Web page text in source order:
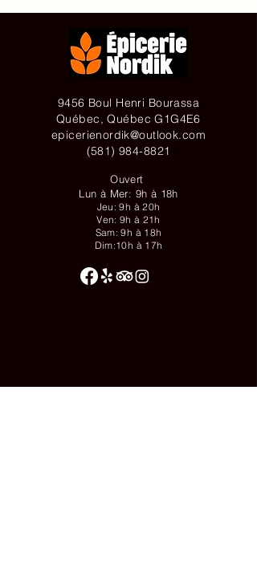
9456 Boul Henri Bourassa
Québec, Québec G1G4E6
epicerienordik@outlook.com
(581) 984-8821
Ouvert
Lun à Mer: 9h à 18h
Jeu: 9h à 20h
Ven: 9h à 21h
Sam: 9h à 18h
Dim:10h à 17h